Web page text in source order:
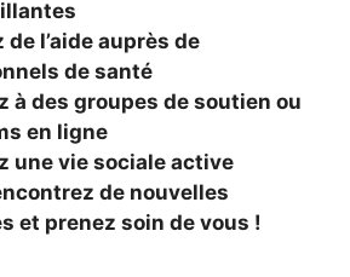
de l’aide auprès de
de santé
à des groupes de soutien ou
en ligne
une vie sociale active
de nouvelles
et prenez soin de vous !